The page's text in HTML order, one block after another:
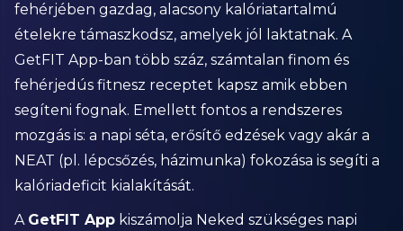
fehérjében gazdag, alacsony kalóriatartalmú
ételekre támaszkodsz, amelyek jól laktatnak. A
GetFIT App-ban több száz, számtalan finom és
fehérjedús fitnesz receptet kapsz amik ebben
segíteni fognak. Emellett fontos a rendszeres
mozgás is: a napi séta, erősítő edzések vagy akár a
NEAT (pl. lépcsőzés, házimunka) fokozása is segíti a
kalóriadeficit kialakítását.
A GetFIT App kiszámolja Neked szükséges napi